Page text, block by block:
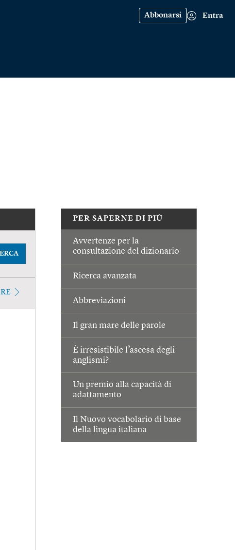
Abbonarsi Entra
PER SAPERNE DI PIÙ
Avvertenze per la
consultazione del dizionario
Ricerca avanzata
Abbreviazioni
Il gran mare delle parole
È irresistibile l’ascesa degli
anglismi?
Un premio alla capacità di
adattamento
Il Nuovo vocabolario di base
della lingua italiana